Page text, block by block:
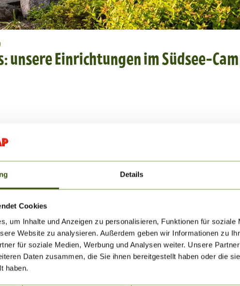
Details
Cookies
um Inhalte und Anzeigen zu personalisieren, Funktionen für soziale
Website zu analysieren. Außerdem geben wir Informationen zu
für soziale Medien, Werbung und Analysen weiter. Unsere
Daten zusammen, die Sie ihnen bereitgestellt haben oder die
haben.
unsere Einrichtungen im Südsee-
ein